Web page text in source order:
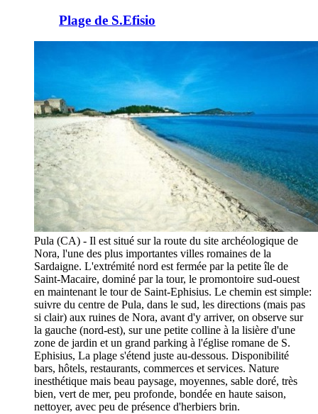
Plage de S.Efisio
Pula (CA) - Il est situé sur la route du site archéologique de
Nora, l'une des plus importantes villes romaines de la
Sardaigne. L'extrémité nord est fermée par la petite île de
Saint-Macaire, dominé par la tour, le promontoire sud-ouest
en maintenant le tour de Saint-Ephisius. Le chemin est simple:
suivre du centre de Pula, dans le sud, les directions (mais pas
si clair) aux ruines de Nora, avant d'y arriver, on observe sur
la gauche (nord-est), sur une petite colline à la lisière d'une
zone de jardin et un grand parking à l'église romane de S.
Ephisius, La plage s'étend juste au-dessous. Disponibilité
bars, hôtels, restaurants, commerces et services. Nature
inesthétique mais beau paysage, moyennes, sable doré, très
bien, vert de mer, peu profonde, bondée en haute saison,
nettoyer, avec peu de présence d'herbiers brin.